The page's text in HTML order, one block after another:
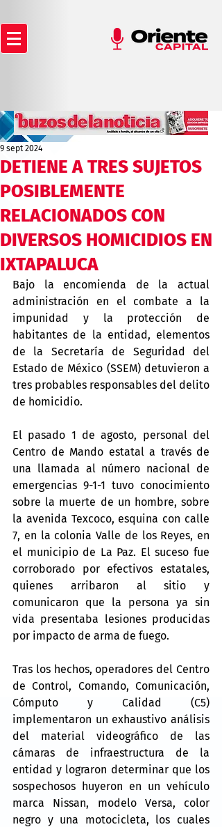
DETIENE A TRES SUJETOS
POSIBLEMENTE
RELACIONADOS CON
DIVERSOS HOMICIDIOS EN
IXTAPALUCA
9 sept 2024
Bajo la encomienda de la actual
administración en el combate a la
impunidad y la protección de
habitantes de la entidad, elementos
de la Secretaría de Seguridad del
Estado de México (SSEM) detuvieron a
tres probables responsables del delito
de homicidio.
El pasado 1 de agosto, personal del
Centro de Mando estatal a través de
una llamada al número nacional de
emergencias 9-1-1 tuvo conocimiento
sobre la muerte de un hombre, sobre
la avenida Texcoco, esquina con calle
7, en la colonia Valle de los Reyes, en
el municipio de La Paz. El suceso fue
corroborado por efectivos estatales,
quienes arribaron al sitio y
comunicaron que la persona ya sin
vida presentaba lesiones producidas
por impacto de arma de fuego.
Tras los hechos, operadores del Centro
de Control, Comando, Comunicación,
Cómputo y Calidad (C5)
implementaron un exhaustivo análisis
del material videográfico de las
cámaras de infraestructura de la
entidad y lograron determinar que los
sospechosos huyeron en un vehículo
marca Nissan, modelo Versa, color
negro y una motocicleta, los cuales